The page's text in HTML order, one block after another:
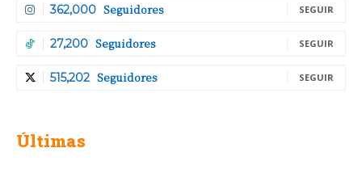
362,000 Seguidores SEGUIR
27,200 Seguidores SEGUIR
515,202 Seguidores SEGUIR
Últimas